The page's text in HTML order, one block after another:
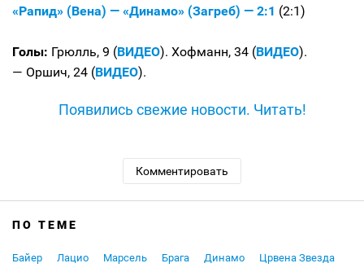
«Рапид» (Вена) — «Динамо» (Загреб) — 2:1 (2:1)
Голы: Грюлль, 9 (ВИДЕО). Хофманн, 34 (ВИДЕО).
— Оршич, 24 (ВИДЕО).
Появились свежие новости. Читать!
Комментировать
ПО ТЕМЕ
Байер Лацио Марсель Брага Динамо
Црвена Звезда